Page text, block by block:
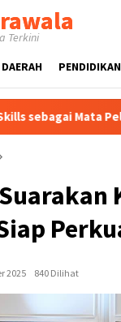
Terkini
DAERAH PENDIDIKAN
Pelajaran Umum
2025
840 Dilihat